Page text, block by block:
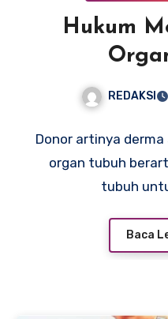
Hukum
REDAKSI
Donor artinya
organ tubuh
tubuh
Baca